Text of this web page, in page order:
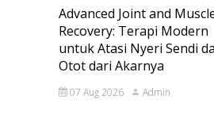
Advanced Joint and
Recovery: Terapi Modern
untuk Atasi Nyeri Sendi
Otot dari Akarnya
07 Aug 2026 Admin